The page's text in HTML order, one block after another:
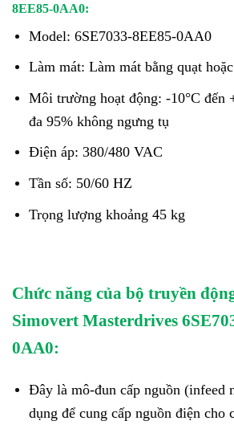
8EE85-0AA0:
Model: 6SE7033-8EE85-0AA0
Làm mát: Làm mát bằng quạt
Môi trường hoạt động: -10°C đến
đa 95% không ngưng tụ
Điện áp: 380/480 VAC
Tần số: 50/60 HZ
Trọng lượng khoảng 45 kg
Chức năng của bộ truyền
Simovert Masterdrives
0AA0:
Đây là mô-đun cấp nguồn (infeed
dụng để cung cấp nguồn điện cho